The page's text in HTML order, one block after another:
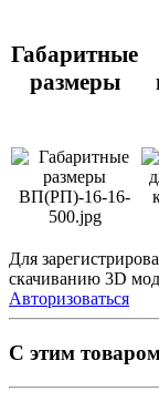
Габаритные
размеры
Для
скачиванию 3D
Авторизоваться
С этим